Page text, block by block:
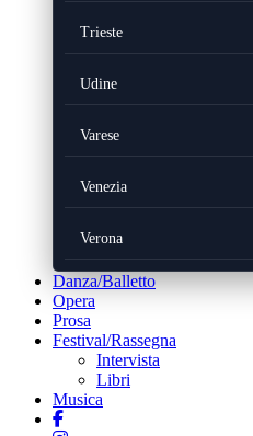
Trieste
Udine
Varese
Venezia
Verona
Danza/Balletto
Opera
Prosa
Festival/Rassegna
Intervista
Libri
Musica